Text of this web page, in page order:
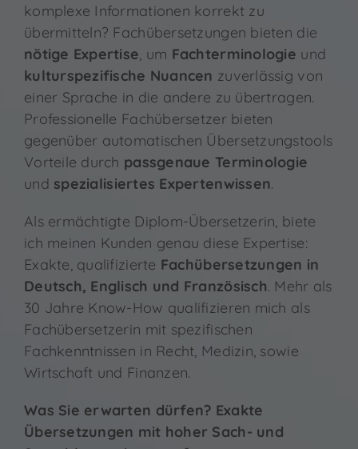
komplexe Informationen korrekt zu
übermitteln? Fachübersetzungen bieten die
nötige Expertise, um Fachterminologie und
kulturspezifische Nuancen zuverlässig von
einer Sprache in die andere zu übertragen.
Professionelle Fachübersetzer bieten
gegenüber automatischen Übersetzungstools
Vorteile durch passgenaue Terminologie
und spezialisiertes Expertenwissen.
Als ermächtigte Diplom-Übersetzerin, biete
ich meinen Kunden genau diese Expertise:
Exakte, qualifizierte Fachübersetzungen in
Deutsch, Englisch und Französisch. Mehr als
30 Jahre Know-How qualifizieren mich als
Fachübersetzerin mit spezifischen
Fachkenntnissen in Recht, Medizin, sowie
Wirtschaft und Finanzen.
Was Sie erwarten dürfen? Exakte
Übersetzungen mit hoher Sach- und